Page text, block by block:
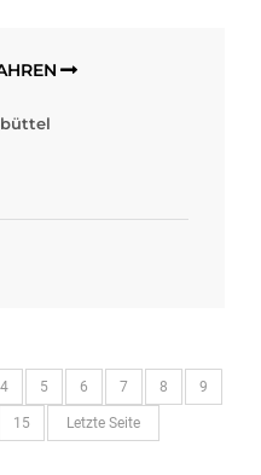
4 5 6 7 8 9
15 Letzte Seite